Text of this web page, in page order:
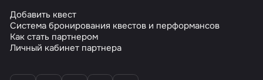
Добавить квест
Система бронирования квестов и перформансов
Как стать партнером
Личный кабинет партнера